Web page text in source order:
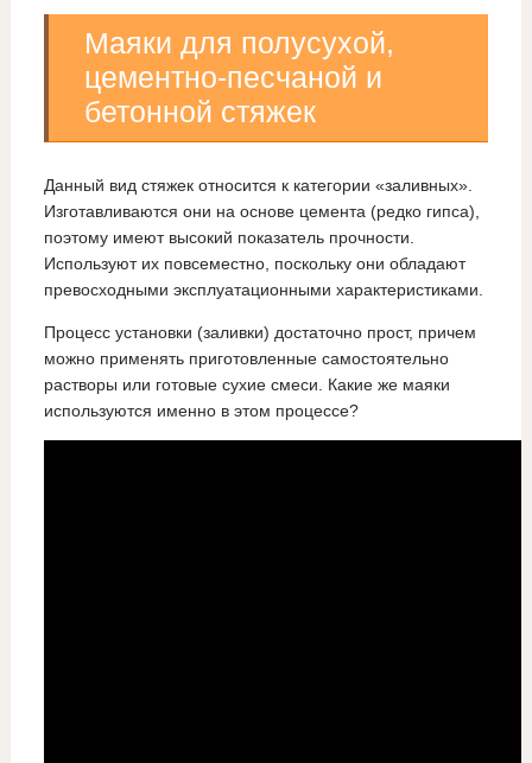
Маяки для полусухой,
цементно-песчаной и
бетонной стяжек
Данный вид стяжек относится к категории «заливных».
Изготавливаются они на основе цемента (редко гипса),
поэтому имеют высокий показатель прочности.
Используют их повсеместно, поскольку они обладают
превосходными эксплуатационными характеристиками.
Процесс установки (заливки) достаточно прост, причем
можно применять приготовленные самостоятельно
растворы или готовые сухие смеси. Какие же маяки
используются именно в этом процессе?